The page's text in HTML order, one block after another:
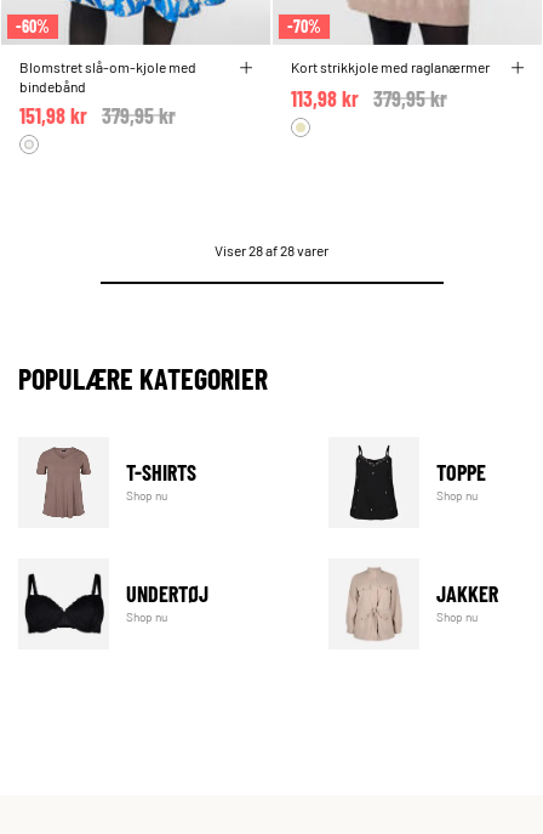
-60%
Blomstret slå-om-kjole med
bindebånd
Price reduced from
379,95 kr
151,98 kr
-70%
Kort strikkjole med raglanærmer
Price reduced from
379,95 kr
113,98 kr
Viser 28 af 28 varer
POPULÆRE KATEGORIER
T-SHIRTS
Shop nu
TOPPE
Shop nu
UNDERTØJ
Shop nu
JAKKER
Shop nu